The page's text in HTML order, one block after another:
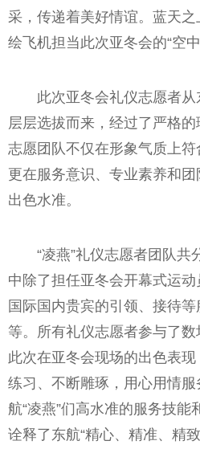
采，传递着美好情谊。蓝天之
绘飞机担当此次亚冬会的“空中
此次亚冬会礼仪志愿者
层层选拔而来，经过了严格的
志愿团队不仅在形象气质上符
更在服务意识、专业素养和
出色水准。
“凌燕”礼仪志愿者团队
中除了担任亚冬会开幕式运
国际国内贵宾的引领、接待
等。所有礼仪志愿者参与了数
此次在亚冬会现场的出色表
练习、不断雕琢，用心用情
航“凌燕”们高水准的服务技能
诠释了东航“精心、精准、精